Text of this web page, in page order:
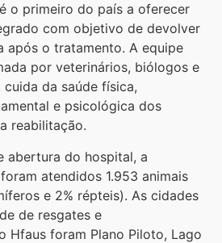
o primeiro do país a oferecer
com objetivo de devolver
após o tratamento. A equipe
por veterinários, biólogos e
da saúde física,
e psicológica dos
reabilitação.
abertura do hospital, a
atendidos 1.953 animais
e 2% répteis). As cidades
de resgates e
Hfaus foram Plano Piloto, Lago